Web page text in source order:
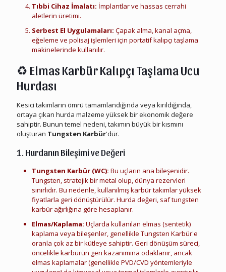
Tıbbi Cihaz İmalatı: İmplantlar ve hassas cerrahi
aletlerin üretimi.
Serbest El Uygulamaları: Çapak alma, kanal açma,
eğeleme ve polisaj işlemleri için portatif kalıpçı taşlama
makinelerinde kullanılır.
♻️ Elmas Karbür Kalıpçı Taşlama Ucu
Hurdası
Kesici takımların ömrü tamamlandığında veya kırıldığında,
ortaya çıkan hurda malzeme yüksek bir ekonomik değere
sahiptir. Bunun temel nedeni, takımın büyük bir kısmını
oluşturan Tungsten Karbür'dür.
1. Hurdanın Bileşimi ve Değeri
Tungsten Karbür (WC): Bu uçların ana bileşenidir.
Tungsten, stratejik bir metal olup, dünya rezervleri
sınırlıdır. Bu nedenle, kullanılmış karbür takımlar yüksek
fiyatlarla geri dönüştürülür. Hurda değeri, saf tungsten
karbür ağırlığına göre hesaplanır.
Elmas/Kaplama: Uçlarda kullanılan elmas (sentetik)
kaplama veya bileşenler, genellikle Tungsten Karbür'e
oranla çok az bir kütleye sahiptir. Geri dönüşüm süreci,
öncelikle karbürün geri kazanımına odaklanır, ancak
elmas kaplamalar (genellikle PVD/CVD yöntemleriyle